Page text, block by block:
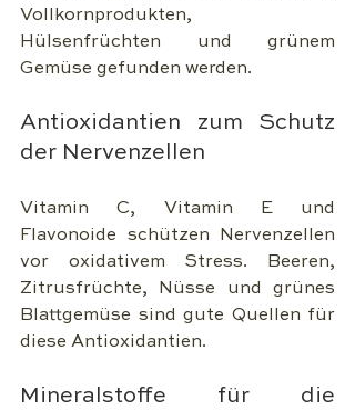
Vollkornprodukten,
Hülsenfrüchten und grünem
Gemüse gefunden werden.
Antioxidantien zum Schutz
der Nervenzellen
Vitamin C, Vitamin E und
Flavonoide schützen Nervenzellen
vor oxidativem Stress. Beeren,
Zitrusfrüchte, Nüsse und grünes
Blattgemüse sind gute Quellen für
diese Antioxidantien.
Mineralstoffe für die